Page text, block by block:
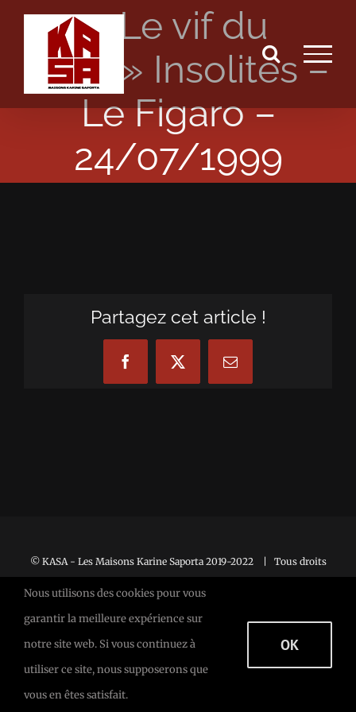
Passer
« Le vif du
sujet » Insolites –
Le Figaro –
24/07/1999
Partagez cet article !
FacebookX Email
© KASA - Les Maisons Karine Saporta 2019-2022 | Tous droits
réservés |
Nous utilisons des cookies pour vous
garantir la meilleure expérience sur
notre site web. Si vous continuez à
utiliser ce site, nous supposerons que
vous en êtes satisfait.
OK